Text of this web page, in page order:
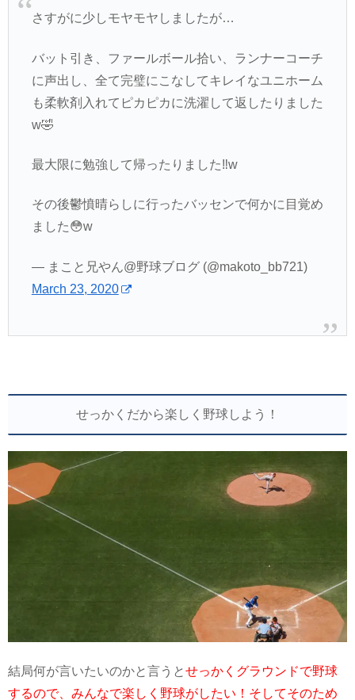
さすがに少しモヤモヤしましたが…
バット引き、ファールボール拾い、ランナーコーチ
に声出し、全て完璧にこなしてキレイなユニホーム
も柔軟剤入れてピカピカに洗濯して返したりました
w🤣
最大限に勉強して帰ったりました‼️w
その後鬱憤晴らしに行ったバッセンで何かに目覚め
ました😳w
— まこと兄やん@野球ブログ (@makoto_bb721)
March 23, 2020
せっかくだから楽しく野球しよう！
結局何が言いたいのかと言うとせっかくグラウンドで野球
するので、みんなで楽しく野球がしたい！そしてそのため